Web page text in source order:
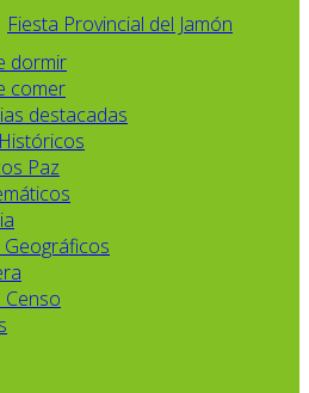
Fiesta Provincial del Jamón
dormir
comer
destacadas
Paz
Censo